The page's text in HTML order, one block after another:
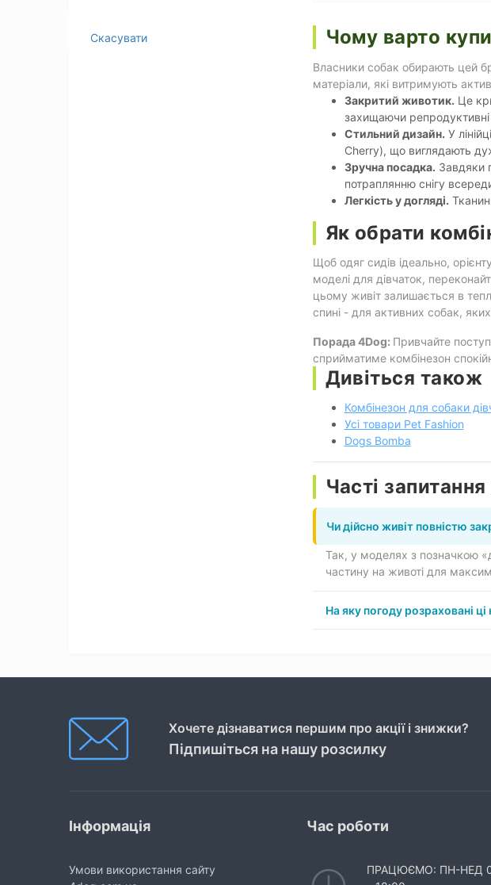
Скасувати Чому варто
Власники собак обирають цей
матеріали, які витримують
Закритий животик. Це
захищаючи
Стильний дизайн. У
Cherry), що виглядають
Зручна посадка. Завдяки
потраплянню снігу
Легкість у догляді.
Як обрати
Щоб одяг сидів ідеально,
моделі для дівчаток,
цьому живіт залишається в
спині - для активних собак,
Порада 4Dog: Привчайте
сприйматиме комбінезон
Дивіться також
Комбінезон для собаки
Усі товари Pet Fashion
Dogs Bomba
Часті
Чи дійсно живіт повністю
Так, у моделях з позначкою
частину на животі для
На яку погоду розраховані ці
Хочете дізнаватися першим про акції і знижки?
Підпишіться на нашу розсилку
Інформація
Умови використання сайту
Час роботи
ПРАЦЮЄМО: ПН-НЕД